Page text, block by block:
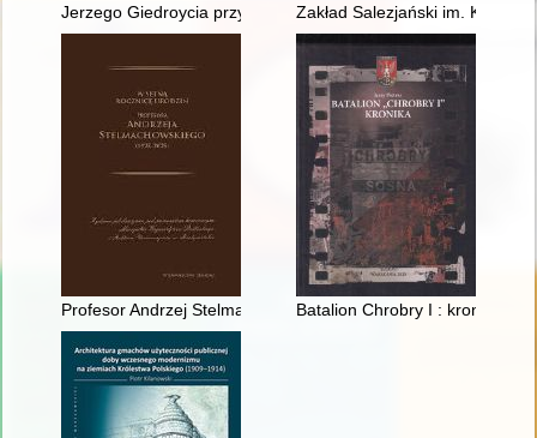
Jerzego Giedroycia przygoda z rewizjonizmem
Zakład Salezjański im.
Profesor Andrzej Stelmachowski : (biografia naukowa,
Batalion Chrobry I : kronika :